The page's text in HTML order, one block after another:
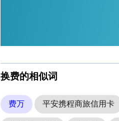
换费的相似词
费万 平安携程商旅信用卡